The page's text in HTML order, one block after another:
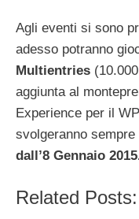
Agli eventi si sono
adesso potranno
Multientries
aggiunta al
Experience per il
svolgeranno
dall’8 Gennaio
Related Posts: